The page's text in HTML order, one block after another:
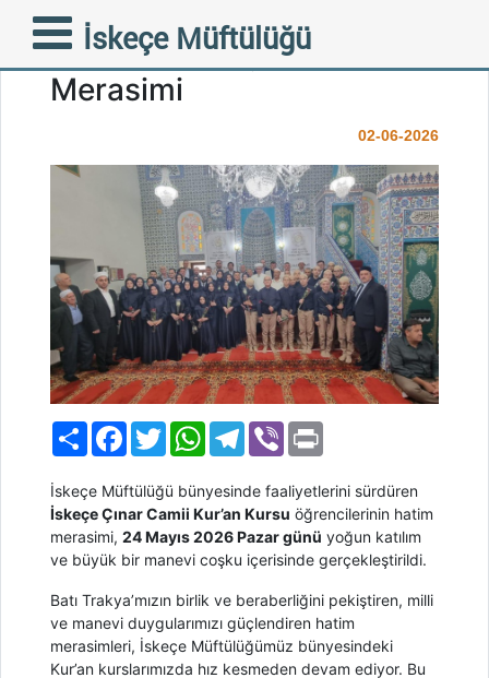
İskeçe Müftülüğü
İskeçe Çınar Camii Kur’an
Kursu’nda Coşkulu Hatim
Merasimi
02-06-2026
PaylaşFacebook
TwitterWhatsAppTelegram
Viber
İskeçe Müftülüğü bünyesinde faaliyetlerini sürdüren
İskeçe Çınar Camii Kur’an Kursu öğrencilerinin hatim
merasimi, 24 Mayıs 2026 Pazar günü yoğun katılım
ve büyük bir manevi coşku içerisinde gerçekleştirildi.
Batı Trakya’mızın birlik ve beraberliğini pekiştiren, milli
ve manevi duygularımızı güçlendiren hatim
merasimleri, İskeçe Müftülüğümüz bünyesindeki
Kur’an kurslarımızda hız kesmeden devam ediyor. Bu